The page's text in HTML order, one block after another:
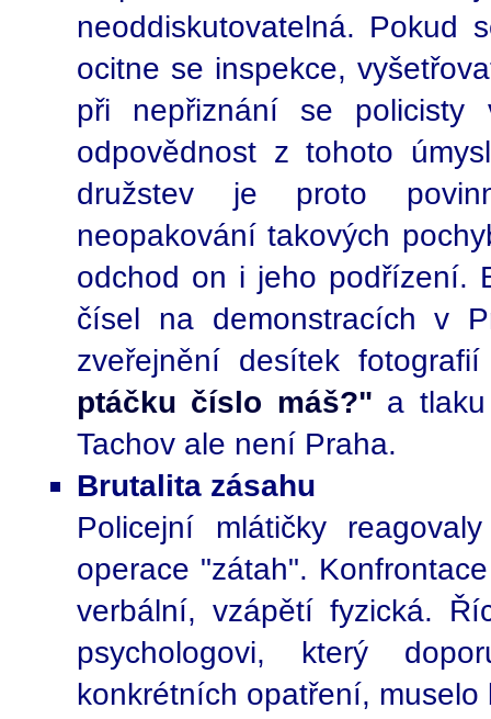
neoddiskutovatelná. Pokud
ocitne se inspekce,
při nepřiznání se policisty
odpovědnost z tohoto
družstev je proto
neopakování takových
odchod on i jeho podřízení.
čísel na demonstracích v
zveřejnění desítek
ptáčku číslo máš?" a
Tachov ale není Praha.
Brutalita zásahu
Policejní mlátičky
operace "zátah".
verbální, vzápětí fyzická.
psychologovi, který
konkrétních opatření,